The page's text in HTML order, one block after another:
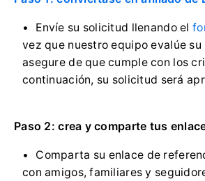
Envíe su solicitud llenando el
vez que nuestro equipo evalúe
asegure de que cumple con los
continuación, su solicitud será
Paso 2: crea y comparte tus
Comparta su enlace de
con amigos, familiares y